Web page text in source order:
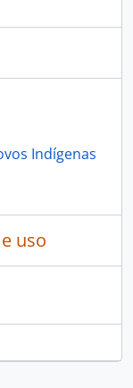
Indígenas
uso